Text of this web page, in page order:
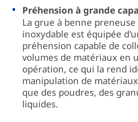
Préhension à grande
La grue à benne
inoxydable est équipée
préhension capable de
volumes de matériaux en
opération, ce qui la rend
manipulation de
que des poudres, des
liquides.